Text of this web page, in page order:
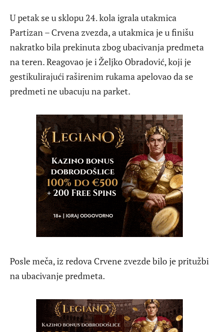
U petak se u sklopu 24. kola igrala utakmica
Partizan – Crvena zvezda, a utakmica je u finišu
nakratko bila prekinuta zbog ubacivanja predmeta
na teren. Reagovao je i Željko Obradović, koji je
gestikulirajući raširenim rukama apelovao da se
predmeti ne ubacuju na parket.
Posle meča, iz redova Crvene zvezde bilo je pritužbi
na ubacivanje predmeta.